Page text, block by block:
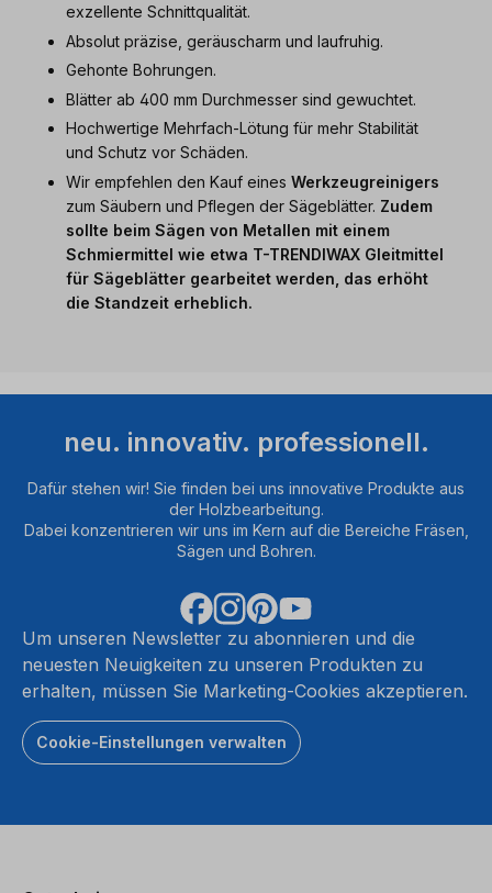
exzellente Schnittqualität.
Absolut präzise, geräuscharm und laufruhig.
Gehonte Bohrungen.
Blätter ab 400 mm Durchmesser sind gewuchtet.
Hochwertige Mehrfach-Lötung für mehr Stabilität
und Schutz vor Schäden.
Wir empfehlen den Kauf eines Werkzeugreinigers
zum Säubern und Pflegen der Sägeblätter. Zudem
sollte beim Sägen von Metallen mit einem
Schmiermittel wie etwa T-TRENDIWAX Gleitmittel
für Sägeblätter gearbeitet werden, das erhöht
die Standzeit erheblich.
neu. innovativ. professionell.
Dafür stehen wir! Sie finden bei uns innovative Produkte aus
der Holzbearbeitung.
Dabei konzentrieren wir uns im Kern auf die Bereiche Fräsen,
Sägen und Bohren.
Um unseren Newsletter zu abonnieren und die
neuesten Neuigkeiten zu unseren Produkten zu
erhalten, müssen Sie Marketing-Cookies akzeptieren.
Cookie-Einstellungen verwalten